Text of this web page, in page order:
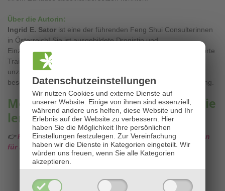
Datenschutz­einstellungen
Wir nutzen Cookies und externe Dienste auf
unserer Website. Einige von ihnen sind essenziell,
während andere uns helfen, diese Website und Ihr
Erlebnis auf der Website zu verbessern. Hier
haben Sie die Möglichkeit Ihre persönlichen
Einstellungen festzulegen. Zur Vereinfachung
haben wir die Dienste in Kategorien eingeteilt. Wir
würden uns freuen, wenn Sie alle Kategorien
akzeptieren.
Über die Autorin:
Ingrid E. Sator ist eine der führenden Feng Shui Consulterinnen
in Österreich! Sie ist ausgebildete Drogistin und
Einzelhandelskauffrau, studierte Biologie und Botanik, absolvierte
Trainerausbildungen wie Mental-, Reiki-, und Avatartrainer,
unzählige ganzheitliche und energetische Ausbildungen und
beschäftigt sich seit 35 Jahren mit ganzheitlicher Lebensführung.
Mehr über Feng-Shui & Radiästhesie
lernen?
👉 Klicken Sie HIER für alle Infos zu unseren Ausbildungen
für Feng-Shui & Radiästhesie!